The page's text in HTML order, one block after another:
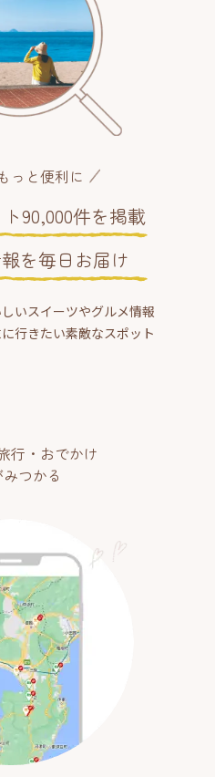
っと便利に
90,000件を掲載
を毎日お届け
いスイーツやグルメ情報
行きたい素敵なスポット
行・おでかけ
つかる